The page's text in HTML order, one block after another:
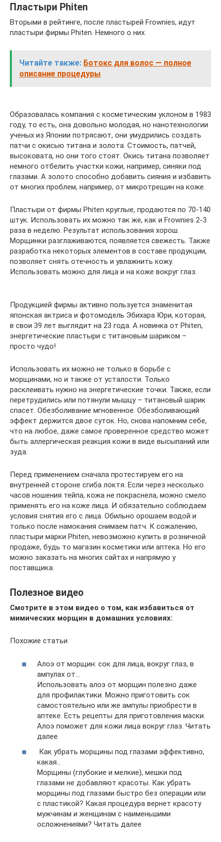
Пластыри Phiten
Вторыми в рейтинге, после пластырей Frownies, идут
пластыри фирмы Phiten. Немного о них.
Читайте также: Ботокс для волос — полное
описание процедуры
Образовалась компания с косметическим уклоном в 1983
году, то есть, она довольно молодая, но нанотехнологии
ученых из Японии потрясают, они умудрились создать
патчи с окисью титана и золота. Стоимость, патчей,
высоковата, но они того стоят. Окись титана позволяет
немного отбелить участки кожи, например, синяки под
глазами. А золото способно добавить сияния и избавить
от многих проблем, например, от микротрещин на коже.
Пластыри от фирмы Phiten круглые, продаются по 70-140
штук. Использовать их можно так же, как и Frownies 2-3
раза в неделю. Результат использования хорош.
Морщинки разглаживаются, появляется свежесть. Также
разработка некоторых элементов в составе продукции,
позволяет снять отечность и увлажнить кожу.
Использовать можно для лица и на коже вокруг глаз.
Продукцией фирмы активно пользуется знаменитая
японская актриса и фотомодель Эбихара Юри, которая,
в свои 39 лет выглядит на 23 года. А новинка от Phiten,
энергетические пластыри с титановым шариком –
просто чудо!
Использовать их можно не только в борьбе с
морщинами, но и также от усталости. Только
расклеивать нужно на энергетические точки. Также, если
перетрудились или потянули мышцу – титановый шарик
спасет. Обезболивание мгновенное. Обезболивающий
эффект держится двое суток. Но, снова напомним себе,
что на любое, даже самое проверенное средство может
быть аллергическая реакция кожи в виде высыпаний или
зуда.
Перед применением сначала протестируем его на
внутренней стороне сгиба локтя. Если через несколько
часов ношения тейпа, кожа не покраснела, можно смело
применять его на коже лица. И обязательно соблюдаем
условия снятия его с лица. Обильно орошаем водой и
только после намокания снимаем патч. К сожалению,
пластыри марки Phiten, невозможно купить в розничной
продаже, будь то магазин косметики или аптека. Но его
можно заказать на многих сайтах и напрямую у
поставщика.
Полезное видео
Смотрите в этом видео о том, как избавиться от
мимических морщин в домашних условиях:
Похожие статьи
Алоэ от морщин: сок для лица, вокруг глаз, в
ампулах от…
Использовать алоэ от морщин полезно даже
для профилактики. Можно приготовить сок
самостоятельно или же ампулы приобрести в
аптеке. Есть рецепты для приготовления маски.
Алоэ поможет для кожи лица вокруг глаз. Читать
далее
Как убрать морщины под глазами эффективно,
какая…
Морщины (глубокие и мелкие), мешки под
глазами не добавляют красоты. Как убрать
морщины под глазами быстро без операции или
с пластикой? Какая процедура вернет красоту
мужчинам и женщинам с наименьшими
осложнениями? Читать далее